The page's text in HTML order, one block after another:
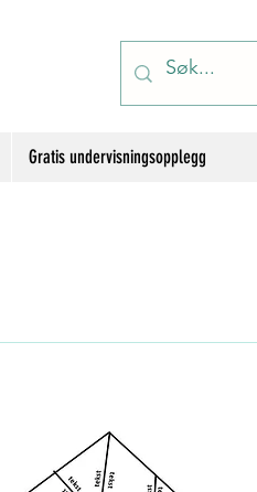
Gratis undervisningsopplegg